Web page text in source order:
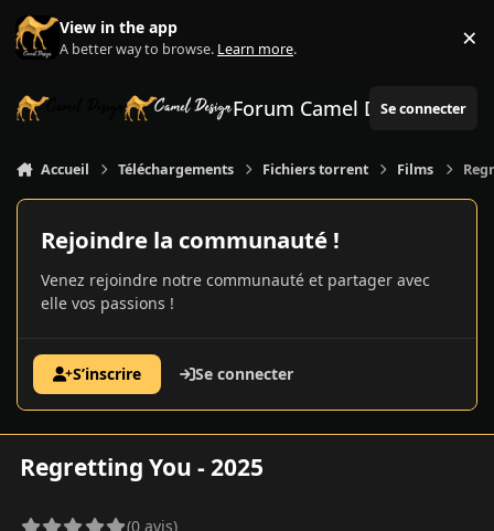
Aller au contenu
View in the app
A better way to browse. Learn more. ×
Forum Camel Design
Se connecter
Accueil Téléchargements Fichiers torrent Films
Rejoindre la communauté !
Venez rejoindre notre communauté et partager avec
elle vos passions !
S’inscrire Se connecter
Regretting You - 2025
(0 avis)